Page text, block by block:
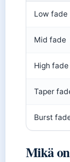
Low fade
Mid fade
High fade
Taper
Burst
Mikä